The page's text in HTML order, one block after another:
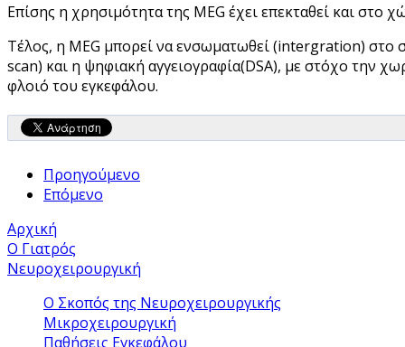
Επίσης η χρησιμότητα της MEG έχει επεκταθεί και
Τέλος, η MEG μπορεί να ενσωματωθεί (intergration) στο
scan) και η ψηφιακή αγγειογραφία(DSA), με στόχο την
φλοιό του εγκεφάλου.
Προηγούμενο
Επόμενο
Αρχική
Ο Γιατρός
Νευροχειρουργική
Ο Σκοπός της Νευροχειρουργικής
Μικροχειρουργική
Παθήσεις Εγκεφάλου